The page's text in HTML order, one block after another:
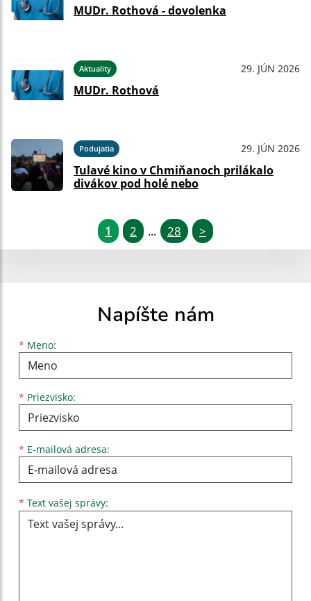
MUDr. Rothová - dovolenka
Aktuality 29. JÚN 2026
MUDr. Rothová
Podujatia 29. JÚN 2026
Tulavé kino v Chmiňanoch prilákalo
divákov pod holé nebo
1 2 ... 28 >
Napíšte nám
* Meno:
Meno
* Priezvisko:
Priezvisko
* E-mailová adresa:
E-mailová adresa
* Text vašej správy: